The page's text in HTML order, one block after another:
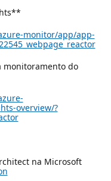
monitor/app/app-
monitoramento do
overview/?
na Microsoft